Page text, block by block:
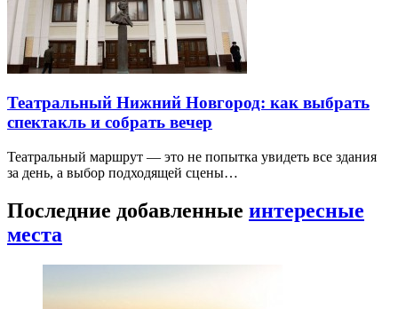
Театральный Нижний Новгород: как выбрать
спектакль и собрать вечер
Театральный маршрут — это не попытка увидеть все здания
за день, а выбор подходящей сцены…
Последние добавленные интересные
места